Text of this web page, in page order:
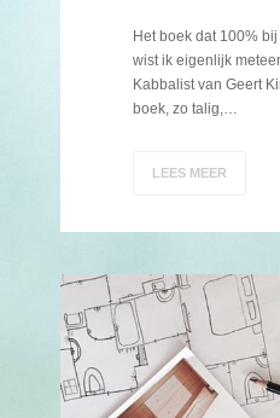
Het boek dat 100%
wist ik eigenlijk
Kabbalist van Geert
boek, zo talig,…
LEES MEER